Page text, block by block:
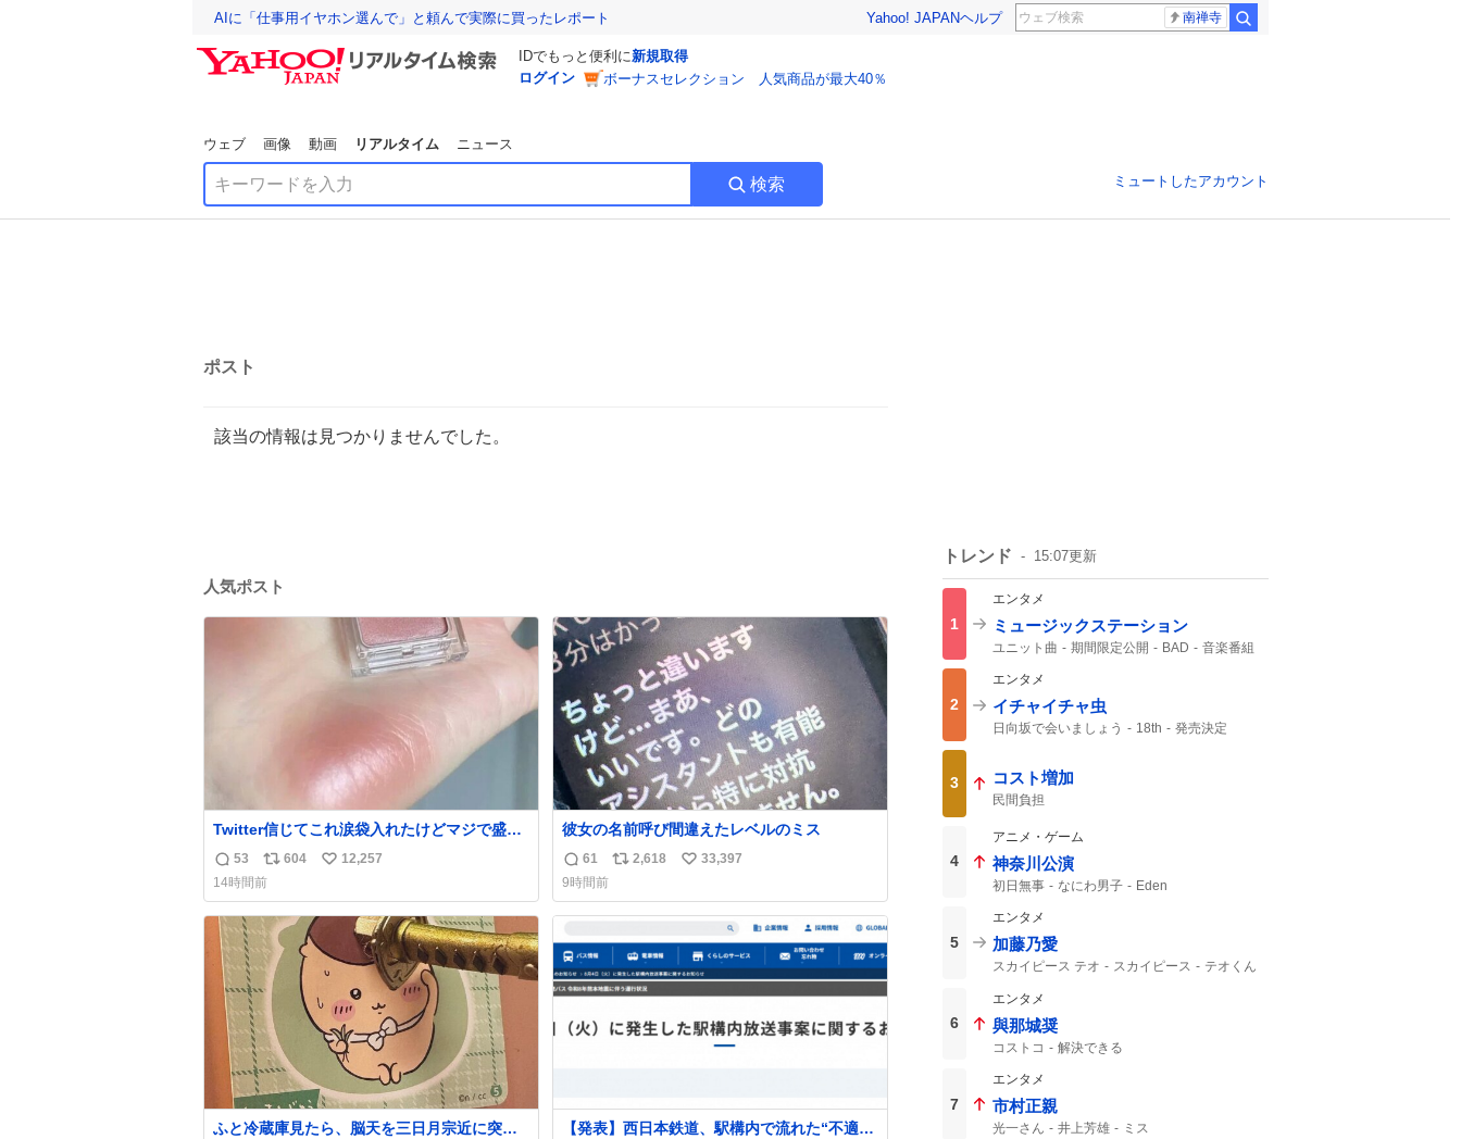
AIに「仕事用イヤホン選んで」と頼んで実際に買ったレポート Yahoo! JAPANヘルプ 南禅寺
IDでもっと便利に新規取得
ログイン
ボーナスセレクション 人気商品が最大40％
ウェブ 画像 動画 リアルタイム ニュース
検索 ミュートしたアカウント
ポスト
該当の情報は見つかりませんでした。
人気ポスト
Twitter信じてこれ涙袋入れたけどマジで盛れ
た…ありがとう…
返
信
数
53
リ
ポ
ス
ト
数
604
い
ね
12,257
14時間前
彼女の名前呼び間違えたレベルのミス
返
信
数
61
リ
ス
数
2,618
い
ね
33,397
9時間前
ふと冷蔵庫見たら、脳天を三日月宗近に突き
【発表】西日本鉄道、駅構内で流れた“不適切
トレンド 15:07更新
1
エンタメ
ミュージックステーション
ユニット曲 期間限定公開 BAD
音楽番組
2
エンタメ
イチャイチャ虫
日向坂で会いましょう 18th
発売決定
3 コスト増加
民間負担
4
アニメ・ゲーム
神奈川公演
初日無事 なにわ男子 Eden
5
エンタメ
加藤乃愛
スカイピース テオ スカイピース
テオくん
6
エンタメ
與那城奨
コストコ 解決できる
7
エンタメ
市村正親
光一さん 井上芳雄 ミス